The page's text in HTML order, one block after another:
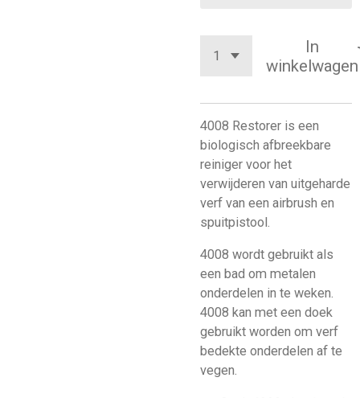
In
winkelwagen
4008 Restorer is een
biologisch afbreekbare
reiniger voor het
verwijderen van uitgeharde
verf van een airbrush en
spuitpistool.
4008 wordt gebruikt als
een bad om metalen
onderdelen in te weken.
4008 kan met een doek
gebruikt worden om verf
bedekte onderdelen af te
vegen.